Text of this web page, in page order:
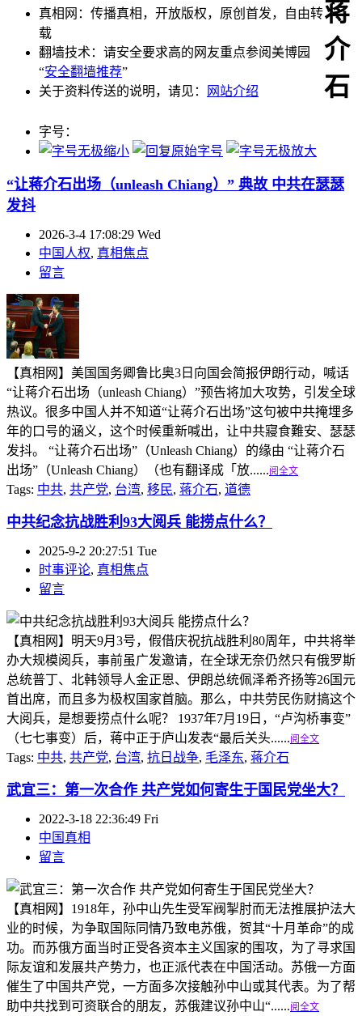
真相网：传播真相，开放版权，原创首发，自由转
载
翻墙技术：请安全要求高的网友重点参阅美博园
“安全翻墙推荐”
关于资料传送的说明，请见：
网站介绍
蒋
介
石
字号：
“让蒋介石出场（unleash Chiang）” 典故 中共在瑟瑟
发抖
2026-3-4 17:08:29 Wed
中国人权, 真相焦点
留言
【真相网】美国国务卿鲁比奥3日向国会简报伊朗行动，喊话
“让蒋介石出场（unleash Chiang）”预告将加大攻势，引发全球
热议。很多中国人并不知道“让蒋介石出场”这句被中共掩埋多
年的口号的涵义，这个时候重新喊出，让中共寢食難安、瑟瑟
发抖。 “让蒋介石出场”（Unleash Chiang）的缘由 “让蒋介石
出场”（Unleash Chiang）（也有翻译成「放......阅全文
Tags: 中共, 共产党, 台湾, 移民, 蒋介石, 道德
中共纪念抗战胜利93大阅兵 能捞点什么？
2025-9-2 20:27:51 Tue
时事评论, 真相焦点
留言
【真相网】明天9月3号，假借庆祝抗战胜利80周年，中共将举
办大规模阅兵，事前虽广发邀请，在全球无奈仍然只有俄罗斯
总统普丁、北韩领导人金正恩、伊朗总统佩泽希齐扬等26国元
首出席，而且多为极权国家首脑。那么，中共劳民伤财搞这个
大阅兵，是想要捞点什么呢？ 1937年7月19日，“卢沟桥事变”
（七七事变）后，蒋中正于庐山发表“最后关头......阅全文
Tags: 中共, 共产党, 台湾, 抗日战争, 毛泽东, 蒋介石
武宜三：第一次合作 共产党如何寄生于国民党坐大？
2022-3-18 22:36:49 Fri
中国真相
留言
【真相网】1918年，孙中山先生受军阀掣肘而无法推展护法大
业的时候，为争取国际同情乃致电苏俄，贺其“十月革命”的成
功。而苏俄方面当时正受各资本主义国家的围攻，为了寻求国
际友谊和发展共产势力，也正派代表在中国活动。苏俄一方面
催生了中国共产党，一方面多次接触孙中山或其代表。为了帮
助中共找到可资联合的朋友，苏俄建议孙中山“......阅全文